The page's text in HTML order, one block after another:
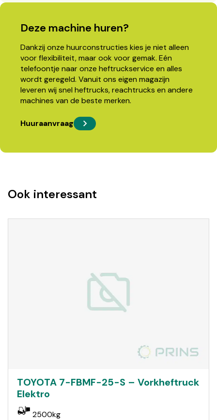
Deze machine huren?
Dankzij onze huurconstructies kies je niet alleen
voor flexibiliteit, maar ook voor gemak. Eén
telefoontje naar onze heftruckservice en alles
wordt geregeld. Vanuit ons eigen magazijn
leveren wij snel heftrucks, reachtrucks en andere
machines van de beste merken.
Huuraanvraag
Ook interessant
TOYOTA 7-FBMF-25-S – Vorkheftruck
Elektro
2500kg